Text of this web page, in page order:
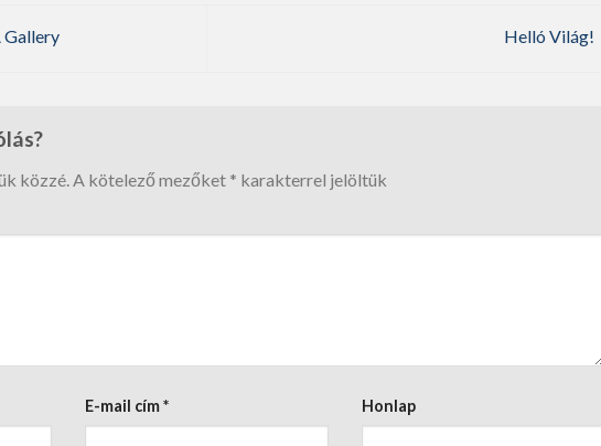
Gallery Helló Világ!
közzé.A kötelező mezőket * karakterrel jelöltük
E-mail cím* Honlap